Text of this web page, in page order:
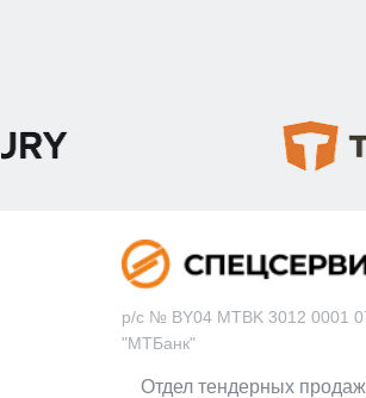
р/с № BY04 MTBK 3012 0001
"МТБанк"
Отдел тендерных